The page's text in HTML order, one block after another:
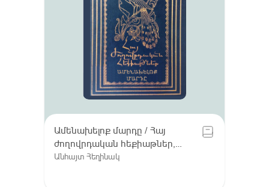
Ամենախելոք մարդը / Հայ
ժողովրդական հեքիաթներ,
Հատոր VIII / Գուգարք (Լոռի),
Անհայտ Հեղինակ